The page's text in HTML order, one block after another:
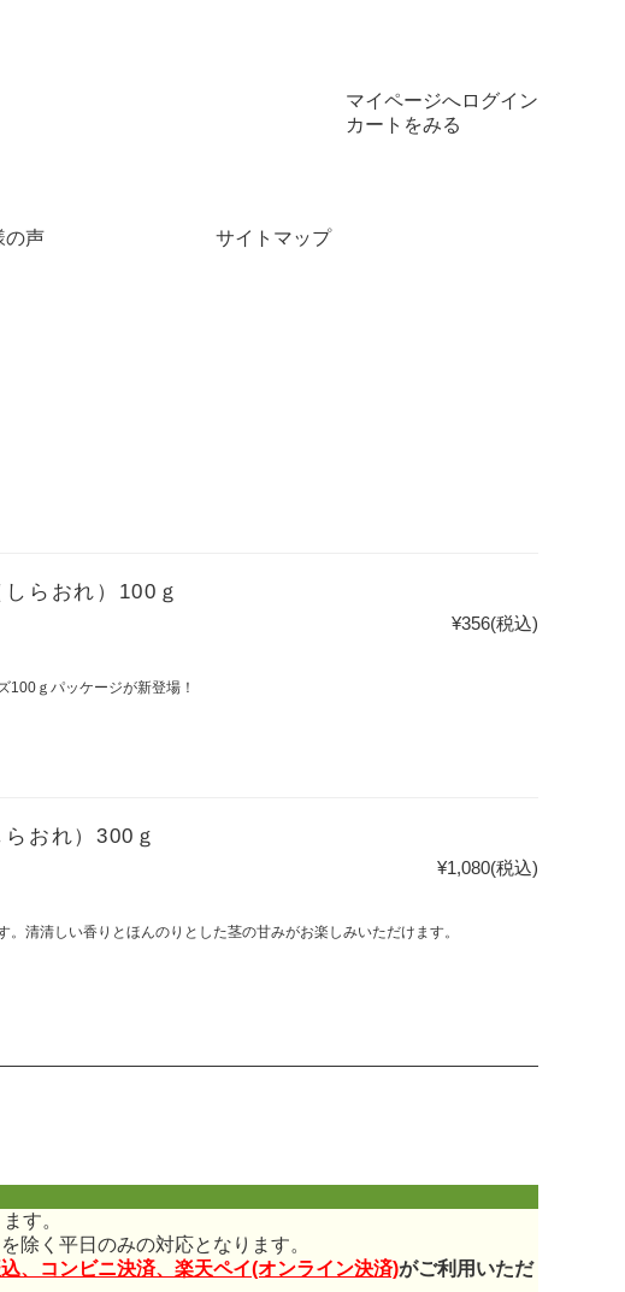
マイページへログイン
カートをみる
の声 サイトマップ
らおれ）100ｇ
¥356(税込)
100ｇパッケージが新登場！
おれ）300ｇ
¥1,080(税込)
清清しい香りとほんのりとした茎の甘みがお楽しみいただけます。
す。
除く平日のみの対応となります。
、コンビニ決済、楽天ペイ(オンライン決済)がご利用いただ